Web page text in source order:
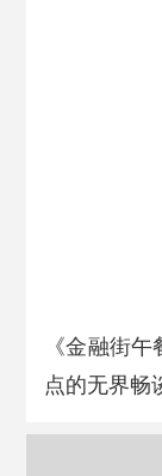
《金融街
点的无界畅